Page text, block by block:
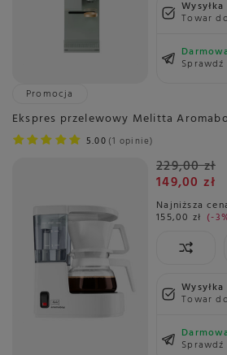
Wysyłka
Towar
Promocja
Ekspres przelewowy Melitta
5.00 1 opinie
229,00 zł
149,00 zł
Najniższa
155,00 zł -
Wysyłka
Towar